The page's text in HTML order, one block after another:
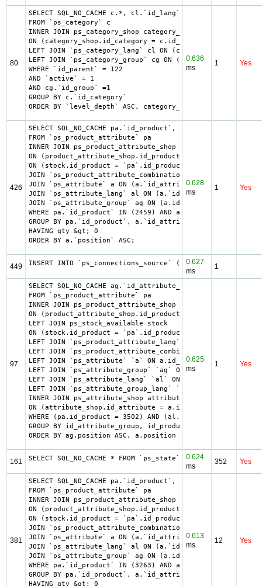
80
SELECT SQL_NO_CACHE c.*, cl.`id_lang`,
FROM `ps_category` c
INNER JOIN ps_category_shop category_shop
ON (category_shop.id_category = c.id_category AND
LEFT JOIN `ps_category_lang` cl ON (c.`id_category` =
LEFT JOIN `ps_category_group` cg ON (cg.`id_category`
WHERE `id_parent` = 122
AND `active` = 1
AND cg.`id_group` =1
GROUP BY c.`id_category`
ORDER BY `level_depth` ASC, category_shop.`position` ASC
0.636
ms
1 Yes
426
SELECT SQL_NO_CACHE pa.`id_product`, a.`color`,
FROM `ps_product_attribute` pa
INNER JOIN ps_product_attribute_shop
ON (product_attribute_shop.id_product_attribute =
ON (stock.id_product = `pa`.id_product AND
JOIN `ps_product_attribute_combination` pac ON
JOIN `ps_attribute` a ON (a.`id_attribute` =
JOIN `ps_attribute_lang` al ON (a.`id_attribute` =
JOIN `ps_attribute_group` ag ON (a.id_attribute_group =
WHERE pa.`id_product` IN (2459) AND ag.`is_color_group`
GROUP BY pa.`id_product`, a.`id_attribute`, `group_by`
HAVING qty &gt; 0
ORDER BY a.`position` ASC;
0.628
ms
1 Yes
449 INSERT INTO `ps_connections_source`0.627
ms
1
97
SELECT SQL_NO_CACHE ag.`id_attribute_group`,
FROM `ps_product_attribute` pa
INNER JOIN ps_product_attribute_shop
ON (product_attribute_shop.id_product_attribute =
LEFT JOIN ps_stock_available stock
ON (stock.id_product = `pa`.id_product AND
LEFT JOIN `ps_product_attribute_lang` `pal` ON
LEFT JOIN `ps_product_attribute_combination` `pac` ON
LEFT JOIN `ps_attribute` `a` ON a.id_attribute =
LEFT JOIN `ps_attribute_group` `ag` ON
LEFT JOIN `ps_attribute_lang` `al` ON a.id_attribute =
LEFT JOIN `ps_attribute_group_lang` `agl` ON
INNER JOIN ps_attribute_shop attribute_shop
ON (attribute_shop.id_attribute = a.id_attribute AND
WHERE (pa.id_product = 3502) AND (al.id_lang = 2)
GROUP BY id_attribute_group, id_product_attribute
ORDER BY ag.position ASC, a.position ASC, agl.name ASC
0.625
ms
1 Yes
161 SELECT SQL_NO_CACHE * FROM `ps_state` ORDER BY `name` ASC
0.624
ms
352 Yes
381
SELECT SQL_NO_CACHE pa.`id_product`, a.`color`,
FROM `ps_product_attribute` pa
INNER JOIN ps_product_attribute_shop
ON (product_attribute_shop.id_product_attribute =
ON (stock.id_product = `pa`.id_product AND
JOIN `ps_product_attribute_combination` pac ON
JOIN `ps_attribute` a ON (a.`id_attribute` =
JOIN `ps_attribute_lang` al ON (a.`id_attribute` =
JOIN `ps_attribute_group` ag ON (a.id_attribute_group =
WHERE pa.`id_product` IN (3263) AND ag.`is_color_group`
GROUP BY pa.`id_product`, a.`id_attribute`, `group_by`
HAVING qty &gt; 0
0.613
ms
12 Yes